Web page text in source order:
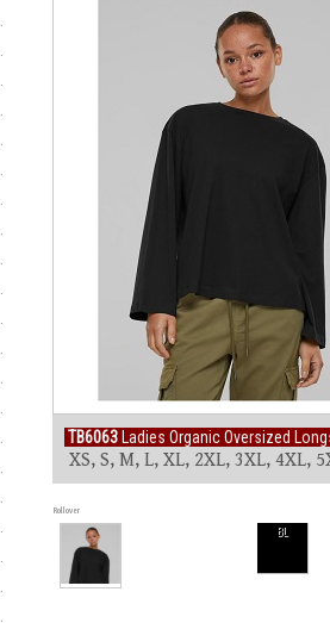
TB6063 Ladies Organic Oversized
XS, S, M, L, XL, 2XL, 3XL, 4XL,
Rollover
BL